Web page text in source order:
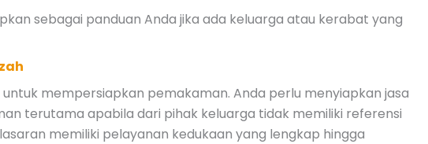
sebagai panduan Anda jika ada keluarga atau kerabat yang
mempersiapkan pemakaman. Anda perlu menyiapkan jasa
terutama apabila dari pihak keluarga tidak memiliki referensi
memiliki pelayanan kedukaan yang lengkap hingga